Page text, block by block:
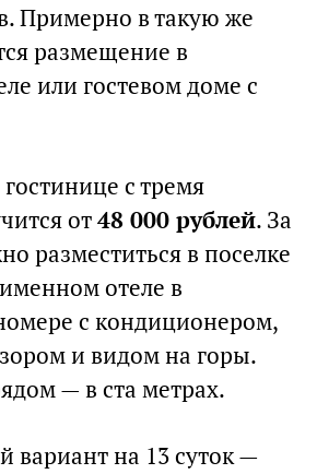
Примерно в такую же
размещение в
или гостевом доме с
с тремя
от48 000 рублей. За
разместиться в поселке
отеле в
с кондиционером,
и видом на горы.
— в ста метрах.
вариант на 13 суток —